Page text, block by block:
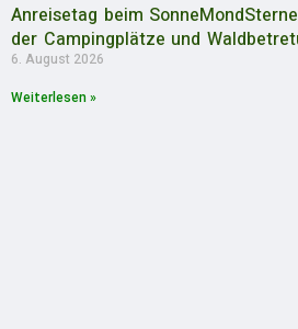
Anreisetag beim
der Campingplätze und
6. August 2026
Weiterlesen »